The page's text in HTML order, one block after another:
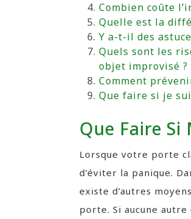
Combien coûte
Quelle est la
Y a-t-il des
Quels sont les
objet improvisé ?
Comment
Que faire si je
Que Faire
Lorsque votre porte
d’éviter la panique.
existe d’autres
porte. Si aucune